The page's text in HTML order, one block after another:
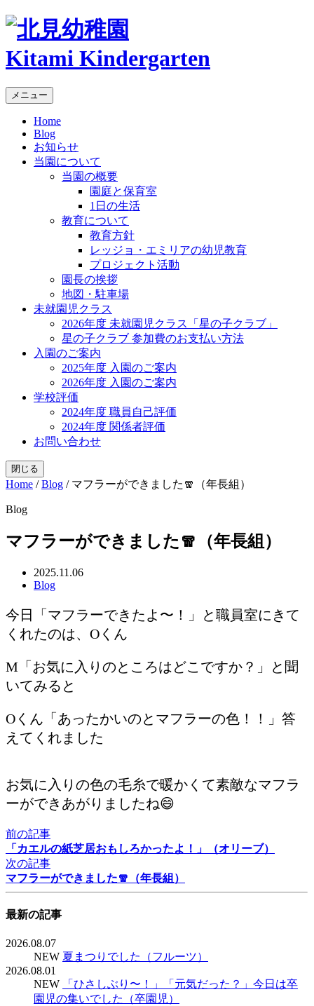
Kitami Kindergarten
メニュー
Home
Blog
お知らせ
当園について
当園の概要
園庭と保育室
1日の生活
教育について
教育方針
レッジョ・エミリアの幼児教育
プロジェクト活動
園長の挨拶
地図・駐車場
未就園児クラス
2026年度 未就園児クラス「星の子クラブ」
星の子クラブ 参加費のお支払い方法
入園のご案内
2025年度 入園のご案内
2026年度 入園のご案内
学校評価
2024年度 職員自己評価
2024年度 関係者評価
お問い合わせ
閉じる
Home /Blog / マフラーができました🧣（年長組）
Blog
マフラーができました🧣（年長組）
2025.11.06
Blog
今日「マフラーできたよ〜！」と職員室にきて
くれたのは、Oくん
M「お気に入りのところはどこですか？」と聞
いてみると
Oくん「あったかいのとマフラーの色！！」答
えてくれました
お気に入りの色の毛糸で暖かくて素敵なマフラ
ーができあがりましたね😄
前の記事
「カエルの紙芝居おもしろかったよ！」（オリーブ）
次の記事
マフラーができました🧣（年長組）
最新の記事
2026.08.07
NEW 夏まつりでした（フルーツ）
2026.08.01
NEW
「ひさしぶり〜！」「元気だった？」今日は卒
園児の集いでした（卒園児）